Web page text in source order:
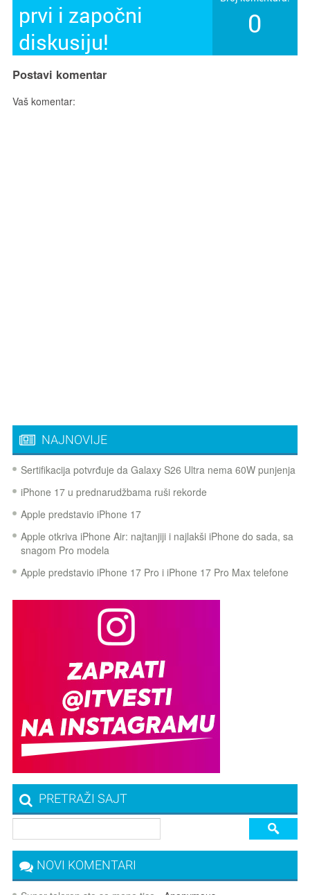
prvi i započni
diskusiju!
0
Postavi komentar
Vaš komentar:
NAJNOVIJE
Sertifikacija potvrđuje da Galaxy S26 Ultra nema 60W punjenja
iPhone 17 u prednarudžbama ruši rekorde
Apple predstavio iPhone 17
Apple otkriva iPhone Air: najtanjiji i najlakši iPhone do sada, sa
snagom Pro modela
Apple predstavio iPhone 17 Pro i iPhone 17 Pro Max telefone
PRETRAŽI SAJT
NOVI KOMENTARI